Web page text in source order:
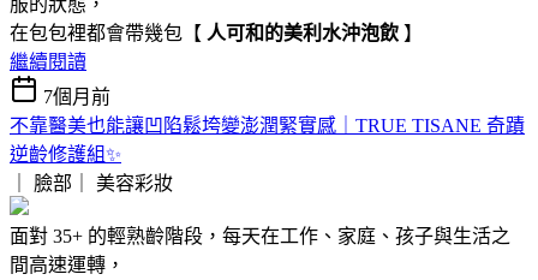
在包包裡都會帶幾包【 人可和的美利水沖泡飲 】
繼續閱讀
7個月前
不靠醫美也能讓凹陷鬆垮變澎潤緊實感｜TRUE TISANE 奇蹟
逆齡修護組✨
｜ 臉部｜ 美容彩妝
面對 35+ 的輕熟齡階段，每天在工作、家庭、孩子與生活之
間高速運轉，